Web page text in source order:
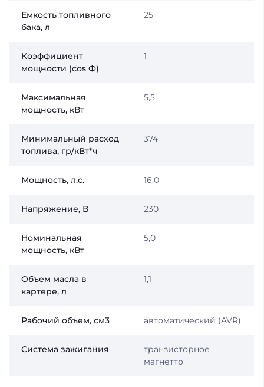
Емкость топливного
бака, л
25
Коэффициент
мощности (сos Ф)
1
Максимальная
мощность, кВт
5,5
Минимальный расход
топлива, гр/кВт*ч
374
Мощность, л.с. 16,0
Напряжение, В 230
Номинальная
мощность, кВт
5,0
Объем масла в
картере, л
1,1
Рабочий объем, см3 автоматический (AVR)
Система зажигания
транзисторное
магнетто